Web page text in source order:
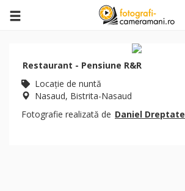
Restaurant - Pensiune R&R
Locaţie de nuntă
Nasaud, Bistrita-Nasaud
Fotografie realizată de Daniel Dreptate